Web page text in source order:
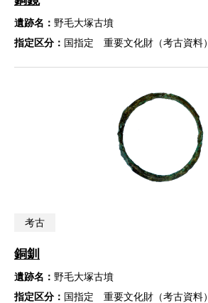
遺跡名： 野毛大塚古墳
指定区分： 国指定 重要文化財（考古資料）
考古
銅釧
遺跡名： 野毛大塚古墳
指定区分： 国指定 重要文化財（考古資料）